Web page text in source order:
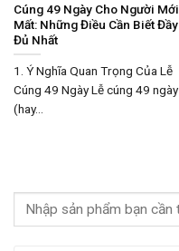
Cúng 49 Ngày Cho Người Mới
Mất: Những Điều Cần Biết Đầy
Đủ Nhất
1. Ý Nghĩa Quan Trọng Của Lễ
Cúng 49 Ngày Lễ cúng 49 ngày
(hay...